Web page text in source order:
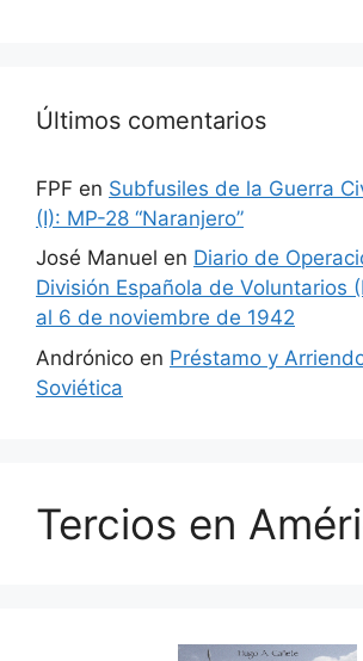
Últimos comentarios
FPF en Subfusiles de la Guerra
(I): MP-28 “Naranjero”
José Manuel en Diario de
División Española de Voluntarios
al 6 de noviembre de 1942
Andrónico en Préstamo y
Soviética
Tercios en